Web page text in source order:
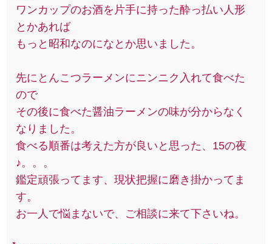
ワンカップのお酒を片手に持った酔っ払い人形
とかあれば
もっと昭和なのになとか思いました。
先にとんこつラーメンにニンニク入れて食べた
ので
その後に食べた醤油ラーメンの味が分からなく
なりました。
食べる順番は考えた方が良いと思った、15の夜
♪。。。
鑑定頑張ってます、現状把握に磨き掛かってま
す。
お一人で悩まないで、ご相談に来て下さいね。